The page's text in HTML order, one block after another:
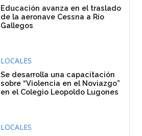
Educación avanza en el traslado
de la aeronave Cessna a Río
Gallegos
LOCALES
Se desarrolla una capacitación
sobre “Violencia en el Noviazgo”
en el Colegio Leopoldo Lugones
LOCALES